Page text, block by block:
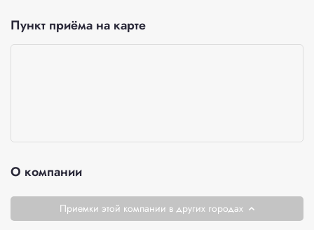
Пункт приёма на карте
О компании
Приемки этой компании в других городах